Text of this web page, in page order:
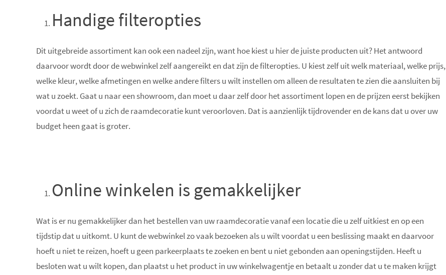
Handige filteropties
Dit uitgebreide assortiment kan ook een nadeel zijn, want hoe kiest u hier de juiste producten uit? Het antwoord
daarvoor wordt door de webwinkel zelf aangereikt en dat zijn de filteropties. U kiest zelf uit welk materiaal, welke prijs,
welke kleur, welke afmetingen en welke andere filters u wilt instellen om alleen de resultaten te zien die aansluiten bij
wat u zoekt. Gaat u naar een showroom, dan moet u daar zelf door het assortiment lopen en de prijzen eerst bekijken
voordat u weet of u zich de raamdecoratie kunt veroorloven. Dat is aanzienlijk tijdrovender en de kans dat u over uw
budget heen gaat is groter.
Online winkelen is gemakkelijker
Wat is er nu gemakkelijker dan het bestellen van uw raamdecoratie vanaf een locatie die u zelf uitkiest en op een
tijdstip dat u uitkomt. U kunt de webwinkel zo vaak bezoeken als u wilt voordat u een beslissing maakt en daarvoor
hoeft u niet te reizen, hoeft u geen parkeerplaats te zoeken en bent u niet gebonden aan openingstijden. Heeft u
besloten wat u wilt kopen, dan plaatst u het product in uw winkelwagentje en betaalt u zonder dat u te maken krijgt